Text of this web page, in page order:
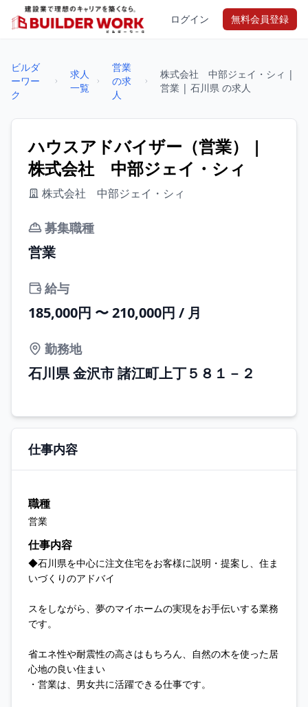
ログイン 無料会員登録
ビルダ
ーワー
ク
求人
一覧
営業
の求
人
株式会社 中部ジェイ・シィ |
営業 | 石川県 の求人
ハウスアドバイザー（営業） |
株式会社 中部ジェイ・シィ
株式会社 中部ジェイ・シィ
募集職種
営業
給与
185,000円 〜 210,000円 / 月
勤務地
石川県 金沢市 諸江町上丁５８１－２
仕事内容
職種
営業
仕事内容
◆石川県を中心に注文住宅をお客様に説明・提案し、住ま
いづくりのアドバイ
スをしながら、夢のマイホームの実現をお手伝いする業務
です。
省エネ性や耐震性の高さはもちろん、自然の木を使った居
心地の良い住まい
・営業は、男女共に活躍できる仕事です。